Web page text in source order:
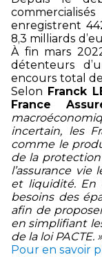
enregistrent
8,3 milliards
À fin mars
détenteurs
encours total de
Selon Franck
France
incertain, les
comme le
de la
l’assurance
et liquidité. En
besoins des
afin de
en simplifiant
de la loi PACTE. »
Pour en savoir